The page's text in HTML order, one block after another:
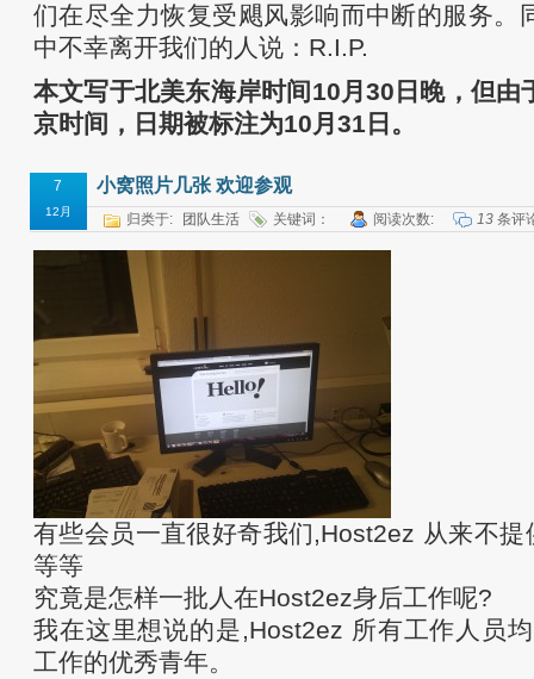
们在尽全力恢复受飓风影响而中断的服务。
中不幸离开我们的人说：R.I.P.
本文写于北美东海岸时间10月30日晚，但由
京时间，日期被标注为10月31日。
7
12月
小窝照片几张 欢迎参观
归类于: 团队生活 关键词： 阅读次数: 13 条评
有些会员一直很好奇我们,Host2ez 从来不
等等
究竟是怎样一批人在Host2ez身后工作呢?
我在这里想说的是,Host2ez 所有工作人员
工作的优秀青年。